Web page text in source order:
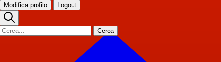
Modifica profilo Logout
Cerca